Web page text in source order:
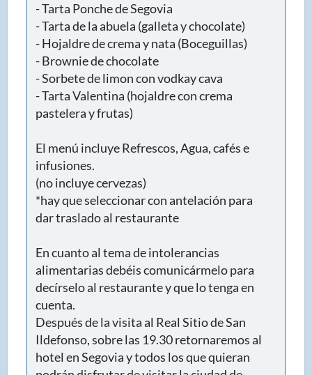
- Tarta Ponche de Segovia
- Tarta de la abuela (galleta y chocolate)
- Hojaldre de crema y nata (Boceguillas)
- Brownie de chocolate
- Sorbete de limon con vodkay cava
- Tarta Valentina (hojaldre con crema
pastelera y frutas)
El menú incluye Refrescos, Agua, cafés e
infusiones.
(no incluye cervezas)
*hay que seleccionar con antelación para
dar traslado al restaurante
En cuanto al tema de intolerancias
alimentarias debéis comunicármelo para
decírselo al restaurante y que lo tenga en
cuenta.
Después de la visita al Real Sitio de San
Ildefonso, sobre las 19.30 retornaremos al
hotel en Segovia y todos los que quieran